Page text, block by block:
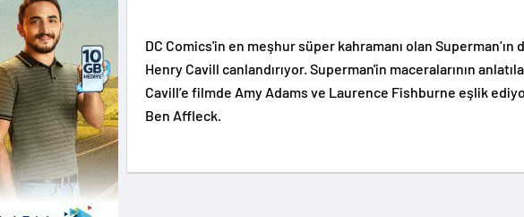
DC Comics'in en meşhur süper kahramanı olan
Henry Cavill canlandırıyor. Superman'in maceralarının
Cavill’e filmde Amy Adams ve Laurence Fishburne eşlik
Ben Affleck.